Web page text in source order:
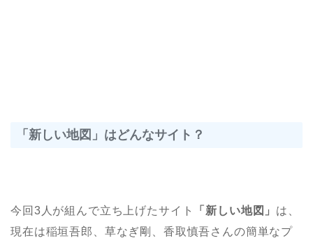
「新しい地図」はどんなサイト？
今回3人が組んで立ち上げたサイト 「新しい地図」 は、
現在は稲垣吾郎、草なぎ剛、香取慎吾さんの簡単なプ